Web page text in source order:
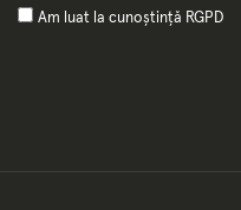
Am luat la cunoștință RGPD